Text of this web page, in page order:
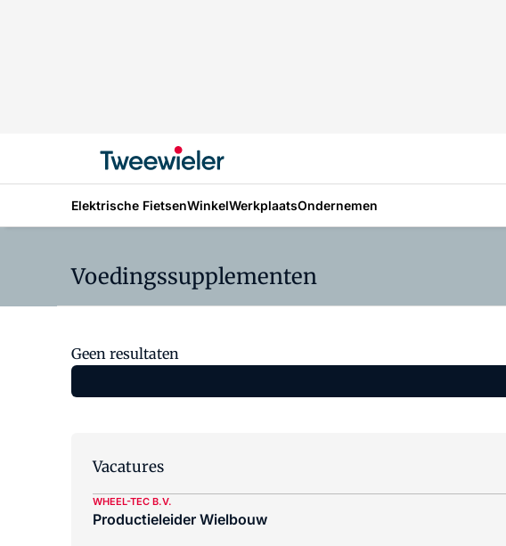
Elektrische FietsenWinkelWerkplaatsOndernemen
Voedingssupplementen
Geen resultaten
Vacatures
WHEEL-TEC B.V.
Productieleider Wielbouw